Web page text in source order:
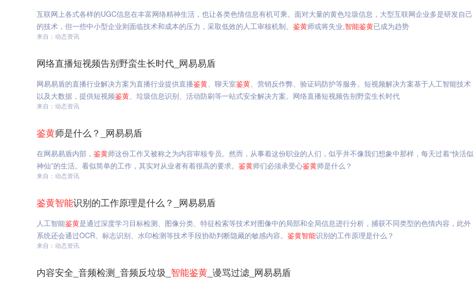
互联网上各式各样的UGC信息在丰富网络精神生活，也让各类色情信息有机可乘。面对大量的黄色垃圾信息，大型互联网企业多是研发自己
的技术，但一些中小型企业则面临技术和成本的压力，采取低效的人工审核机制。 鉴黄师或将失业,智能鉴黄已成为趋势
来自：动态资讯
网络直播短视频告别野蛮生长时代_网易易盾
网易易盾的直播行业解决方案为直播行业提供直播鉴黄、聊天室鉴黄、营销反作弊、验证码防护等服务。短视频解决方案基于人工智能技术
以及大数据，提供短视频鉴黄、垃圾信息识别、活动防刷等一站式安全解决方案。网络直播短视频告别野蛮生长时代
来自：动态资讯
鉴黄师是什么？_网易易盾
在网易易盾内部， 鉴黄师这份工作又被称之为内容审核专员。然而，从事着这份职业的人们，似乎并不像我们想象中那样，每天过着“快活似
神仙”的生活。看似简单的工作，其实对从业者有着很高的要求。 鉴黄师们必须承受心鉴黄师是什么？
来自：动态资讯
鉴黄智能识别的工作原理是什么？_网易易盾
人工智能鉴黄是通过深度学习目标检测、图像分类、特征检索等技术对图像中的局部和全局信息进行分析，捕获不同类型的色情内容，此外
系统还会通过OCR、标志识别、水印检测等技术手段协助判断隐藏的敏感内容。 鉴黄智能识别的工作原理是什么？
来自：动态资讯
内容安全_音频检测_音频反垃圾_ 智能鉴黄 _谩骂过滤_网易易盾